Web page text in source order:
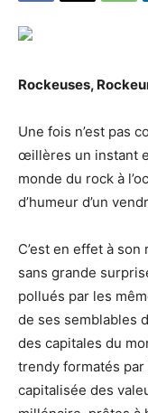
Rockeuses,
Une fois n’est pas
œillères un instant
monde du rock à
d’humeur d’un
C’est en effet à
sans grande
pollués par les
de ses semblables
des capitales du
trendy formatés
capitalisée des